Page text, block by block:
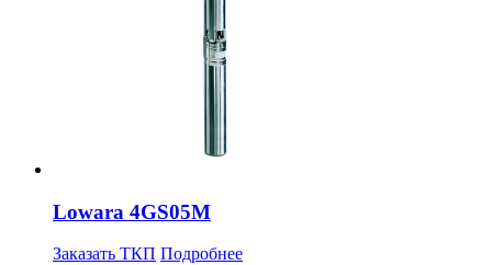
Lowara 4GS05M
Заказать ТКП Подробнее